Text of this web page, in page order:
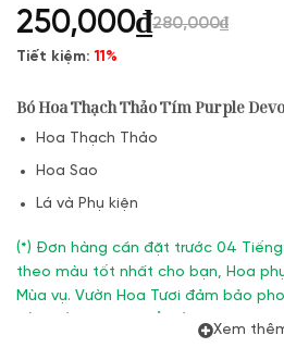
250,000₫280,000₫
Tiết kiệm:11%
Bó Hoa Thạch Thảo Tím Purple
Hoa Thạch Thảo
Hoa Sao
Lá và Phụ kiện
(*) Đơn hàng cần đặt trước 04
theo màu tốt nhất cho bạn, Hoa
Mùa vụ. Vườn Hoa Tươi đảm bảo
sắc. Nếu có thay đổi về Hoa phụ sẽ
khách hàng xác nhận trước khi cắm.
Xem